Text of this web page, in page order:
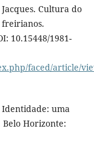
Cultura do
freirianos.
10.15448/1981-
faced/article/
Identidade: uma
Horizonte: